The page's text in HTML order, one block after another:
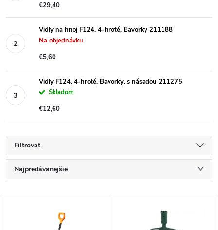
€29,40
Vidly na hnoj F124, 4-hroté, Bavorky 211188
Na objednávku
€5,60
Vidly F124, 4-hroté, Bavorky, s násadou 211275
Skladom
€12,60
Filtrovať
R
a
Najpredávanejšie